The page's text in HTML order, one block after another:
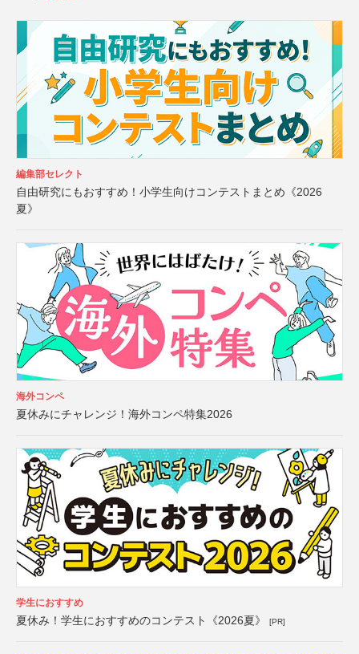
編集部セレクト
自由研究にもおすすめ！小学生向けコンテストまとめ《2026
夏》
海外コンペ
夏休みにチャレンジ！海外コンペ特集2026
学生におすすめ
夏休み！学生におすすめのコンテスト《2026夏》 [PR]